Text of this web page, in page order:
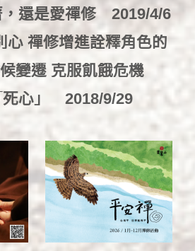
，還是愛禪修 2019/4/6
心 禪修增進詮釋角色的
變遷 克服飢餓危機
死心」 2018/9/29